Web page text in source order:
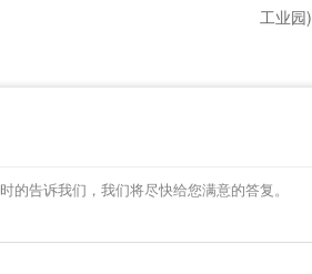
工业园)
告诉我们，我们将尽快给您满意的答复。